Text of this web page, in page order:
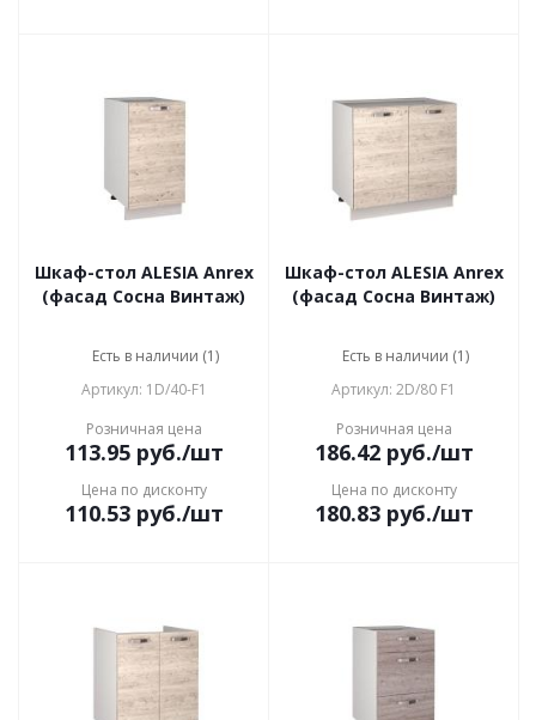
Шкаф-стол ALESIA Anrex
(фасад Сосна Винтаж)
Есть в наличии (1)
Артикул: 1D/40-F1
Розничная цена
113.95руб./шт
Цена по дисконту
110.53руб./шт
Шкаф-стол ALESIA Anrex
(фасад Сосна Винтаж)
Есть в наличии (1)
Артикул: 2D/80 F1
Розничная цена
186.42руб./шт
Цена по дисконту
180.83руб./шт